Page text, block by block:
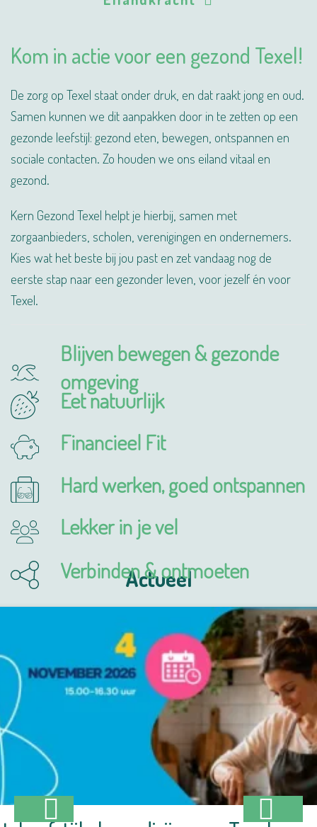
Kom in actie voor een gezond Texel!
De zorg op Texel staat onder druk, en dat raakt jong en oud.
Samen kunnen we dit aanpakken door in te zetten op een
gezonde leefstijl: gezond eten, bewegen, ontspannen en
sociale contacten. Zo houden we ons eiland vitaal en
gezond.
Kern Gezond Texel helpt je hierbij, samen met
zorgaanbieders, scholen, verenigingen en ondernemers.
Kies wat het beste bij jou past en zet vandaag nog de
eerste stap naar een gezonder leven, voor jezelf én voor
Texel.
Blijven bewegen & gezonde
omgeving
Eet natuurlijk
Financieel Fit
Hard werken, goed ontspannen
Lekker in je vel
Verbinden & ontmoeten
Actueel